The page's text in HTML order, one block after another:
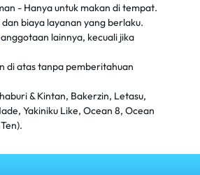
- Hanya untuk makan di tempat.
biaya layanan yang berlaku.
lainnya, kecuali jika
di atas tanpa pemberitahuan
& Kintan, Bakerzin, Letasu,
Yakiniku Like, Ocean 8, Ocean